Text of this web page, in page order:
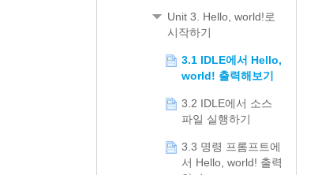
Unit 3. Hello, world!로
시작하기
3.1 IDLE에서 Hello,
world! 출력해보기
3.2 IDLE에서 소스
파일 실행하기
3.3 명령 프롬프트에
서 Hello, world! 출력